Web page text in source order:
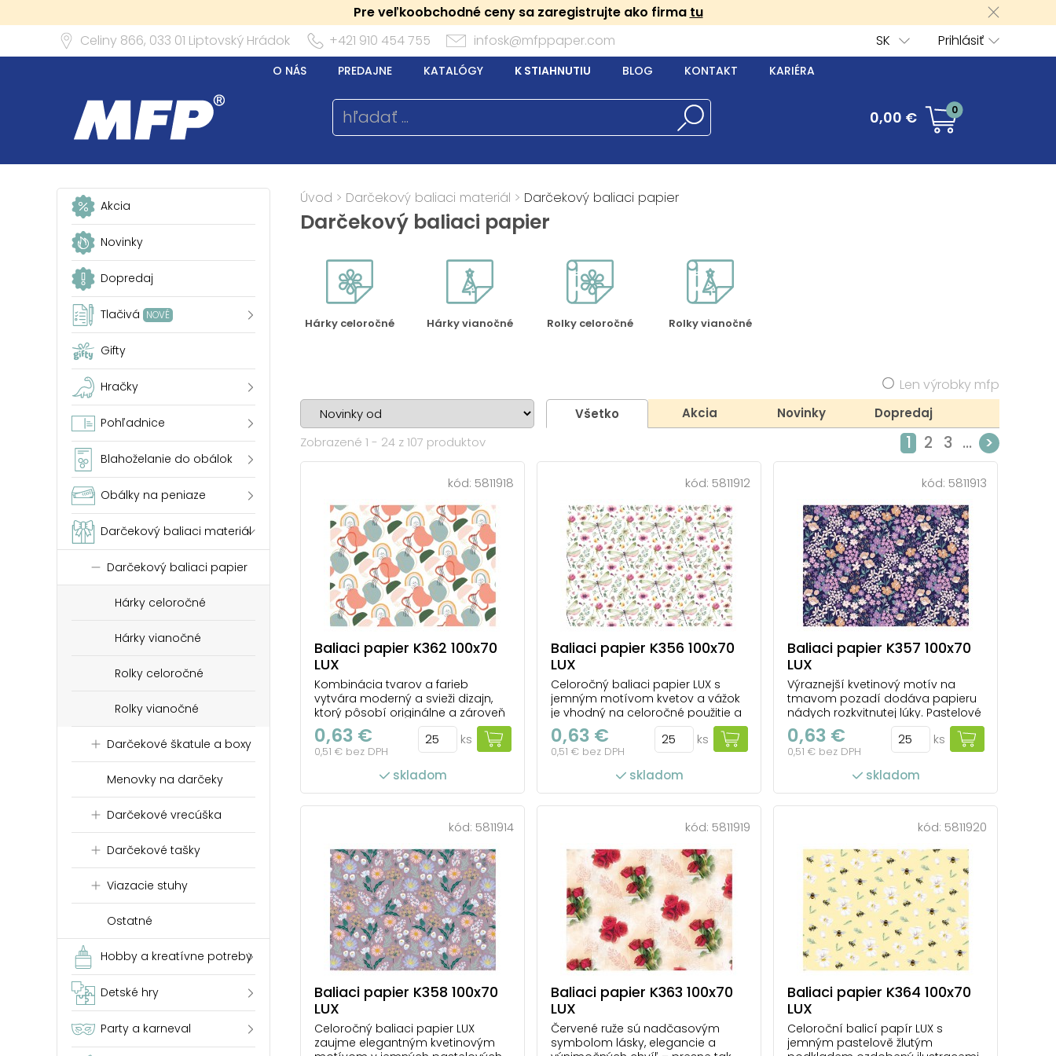
Pre veľkoobchodné ceny sa zaregistrujte ako firma tu
Celiny 866, 033 01 Liptovský Hrádok +421 910 454 755 infosk@mfppaper.com Prihlásiť
SK
O NÁS PREDAJNE KATALÓGY K STIAHNUTIU BLOG KONTAKT KARIÉRA
0,00 € 0
Akcia
Novinky
Dopredaj
Tlačivá NOVÉ
Gifty
Hračky
Pohľadnice
Blahoželanie do obálok
Obálky na peniaze
Darčekový baliaci materiál
Darčekový baliaci papier
Hárky celoročné
Hárky vianočné
Rolky celoročné
Rolky vianočné
Darčekové škatule a boxy
Menovky na darčeky
Darčekové vrecúška
Darčekové tašky
Viazacie stuhy
Ostatné
Hobby a kreatívne potreby
Detské hry
Party a karneval
Úvod > Darčekový baliaci materiál > Darčekový baliaci papier
Darčekový baliaci papier
Hárky celoročné Hárky vianočné Rolky celoročné Rolky vianočné
Len výrobky mfp
Všetko Akcia Novinky
Dopredaj
Zobrazené 1 - 24 z 107 produktov
1 2 3 ... >
kód: 5811918
Baliaci papier K362 100x70
LUX
Kombinácia tvarov a farieb
vytvára moderný a svieži dizajn,
ktorý pôsobí originálne a zároveň
súčasne. Jemné pastelové tóny v
spojení s oblými líniami dodávajú
baleniu uvoľnený a kreatívny
výraz. Celoročný baliaci papier LUX
osloví každého, kto má rád
netradičný štýl a chce darovať
darček s osobi...
0,63 €
0,51 € bez DPH
ks
skladom
kód: 5811912
Baliaci papier K356 100x70
LUX
Celoročný baliaci papier LUX s
jemným motívom kvetov a vážok
je vhodný na celoročné použitie a
pôsobí ľahko, elegantne a
nadčasovo. Svetlý podklad v
kombinácii s jemnou farebnou
potlačou necháva vyniknúť
detailom. Hodí sa na balenie
darčekov k narodeninám,
meninám aj ďalším významným
počet ks v balení: 25
0,63 €
0,51 € bez DPH
ks
skladom
kód: 5811913
Baliaci papier K357 100x70
LUX
Výraznejší kvetinový motív na
tmavom pozadí dodáva papieru
nádych rozkvitnutej lúky. Pastelové
kvety na kontrastnom podklade
tvoria atraktívny vzor vhodný na
rôzne príležitosti počas roka.
Motív: kvety Balenie: 25 ks Gramáž:
80 g Rozmer archu: 1000 × 700 mm
Všetkých 25 ks je balených v s...
0,63 €
0,51 € bez DPH
ks
skladom
kód: 5811914
Baliaci papier K358 100x70
LUX
Celoročný baliaci papier LUX
zaujme elegantným kvetinovým
kód: 5811919
Baliaci papier K363 100x70
LUX
Červené ruže sú nadčasovým
symbolom lásky, elegancie a
kód: 5811920
Baliaci papier K364 100x70
LUX
Celoroční balicí papír LUX s
jemným pastelově žlutým